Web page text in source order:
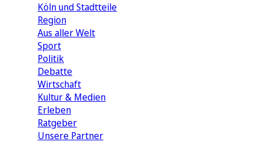
Köln und Stadtteile
Region
Aus aller Welt
Sport
Politik
Debatte
Wirtschaft
Kultur & Medien
Erleben
Ratgeber
Unsere Partner